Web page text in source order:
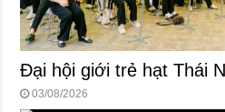
Đại hội giới trẻ hạt Thái
03/08/2026